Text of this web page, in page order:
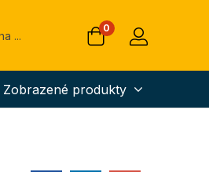
...
0
Zobrazené produkty